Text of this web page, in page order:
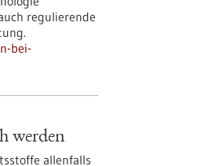
regulierende
bei-
werden
allenfalls